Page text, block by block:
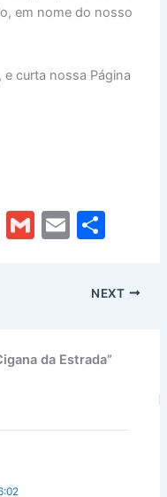
em nome do nosso
curta nossa Página
X
G
E
ai ar
e
NEXT
da Estrada”